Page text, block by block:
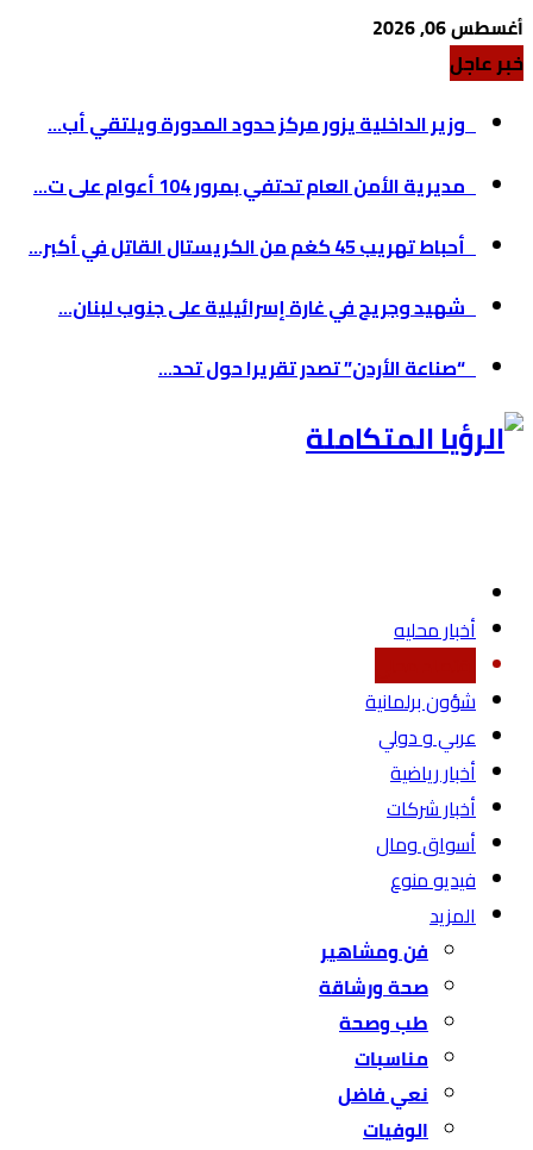
أغسطس 06, 2026
خبر عاجل
وزير الداخلية يزور مركز حدود المدورة ويلتقي أب...
مديرية الأمن العام تحتفي بمرور 104 أعوام على ت...
أحباط تهريب 45 كغم من الكريستال القاتل في أكبر...
شهيد وجريح في غارة إسرائيلية على جنوب لبنان...
“صناعة الأردن” تصدر تقريرا حول تحد...
أخبار محليه
شؤون برلمانية
عربي و دولي
أخبار رياضية
أخبار شركات
أسواق ومال
فيديو منوع
المزيد
فن ومشاهير
صحة ورشاقة
طب وصحة
مناسبات
نعي فاضل
الوفيات